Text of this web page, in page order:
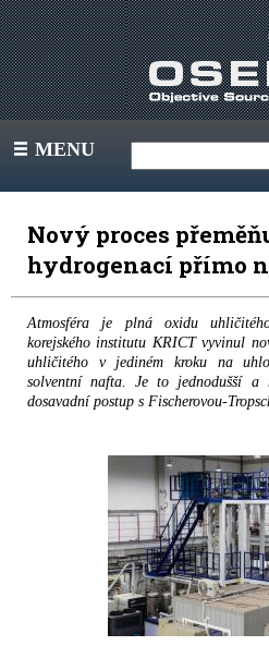
III MENU
Nový proces
hydrogenací přímo
Atmosféra je plná oxidu
korejského institutu KRICT vyvinul
uhličitého v jediném kroku na
solventní nafta. Je to jednodušší a
dosavadní postup s Fischerovou-